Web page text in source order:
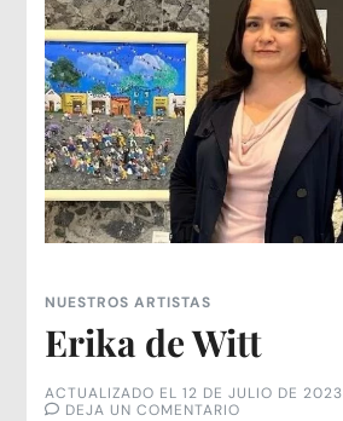
NUESTROS ARTISTAS
Erika de Witt
ACTUALIZADO EL12 DE JULIO DE 2023
DEJA UN COMENTARIO